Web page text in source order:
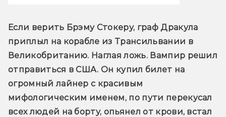
Если верить Брэму Стокеру, граф Дракула
приплыл на корабле из Трансильвании в
Великобританию. Наглая ложь. Вампир решил
отправиться в США. Он купил билет на
огромный лайнер с красивым
мифологическим именем, по пути перекусал
всех людей на борту, опьянел от крови, встал